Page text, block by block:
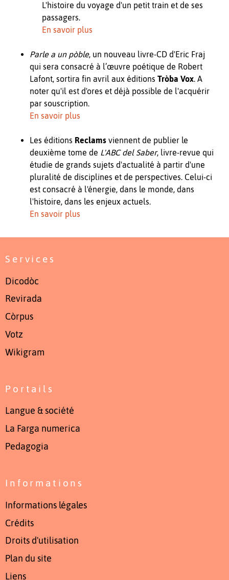
L'histoire du voyage d'un petit train et de ses
passagers.
En savoir plus
Parle a un pòble, un nouveau livre-CD d'Eric Fraj
qui sera consacré à l’œuvre poétique de Robert
Lafont, sortira fin avril aux éditions Tròba Vox. A
noter qu'il est d'ores et déjà possible de l'acquérir
par souscription.
En savoir plus
Les éditions Reclams viennent de publier le
deuxième tome de L'ABC del Saber, livre-revue qui
étudie de grands sujets d'actualité à partir d'une
pluralité de disciplines et de perspectives. Celui-ci
est consacré à l'énergie, dans le monde, dans
l'histoire, dans les enjeux actuels.
En savoir plus
Services
Dicodòc
Revirada
Còrpus
Votz
Wikigram
Portails
Langue & société
La Farga numerica
Pedagogia
Informations
Informations légales
Crédits
Droits d'utilisation
Plan du site
Liens